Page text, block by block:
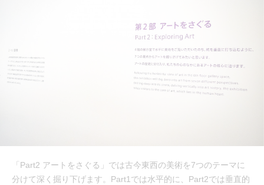
「Part2 アートをさぐる」では古今東西の美術を7つのテーマに
分けて深く掘り下げます。Part1では水平的に、Part2では垂直的